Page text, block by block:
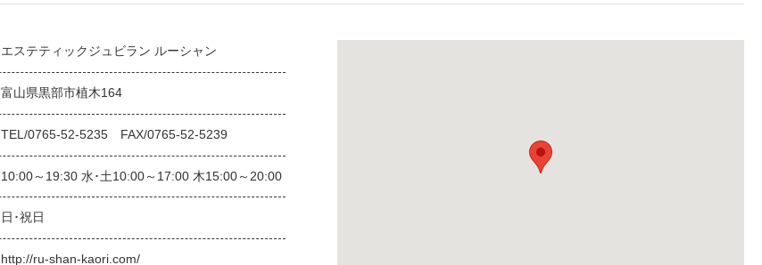
エステティックジュビラン ルーシャン
富山県黒部市植木164
TEL/0765-52-5235 FAX/0765-52-5239
10:00～19:30 水･土10:00～17:00 木15:00～20:00
日･祝日
http://ru-shan-kaori.com/